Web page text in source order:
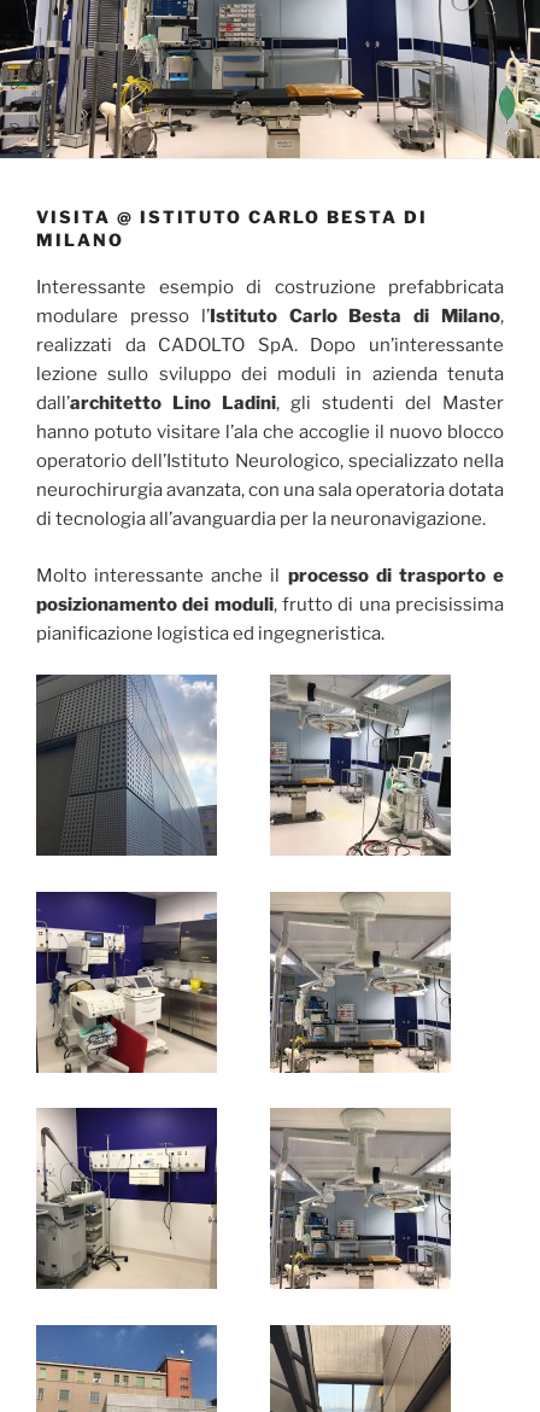
VISITA @ ISTITUTO CARLO BESTA DI
MILANO
Interessante esempio di costruzione prefabbricata
modulare presso l’Istituto Carlo Besta di Milano,
realizzati da CADOLTO SpA. Dopo un’interessante
lezione sullo sviluppo dei moduli in azienda tenuta
dall’architetto Lino Ladini, gli studenti del Master
hanno potuto visitare l’ala che accoglie il nuovo blocco
operatorio dell’Istituto Neurologico, specializzato nella
neurochirurgia avanzata, con una sala operatoria dotata
di tecnologia all’avanguardia per la neuronavigazione.
Molto interessante anche il processo di trasporto e
posizionamento dei moduli, frutto di una precisissima
pianificazione logistica ed ingegneristica.